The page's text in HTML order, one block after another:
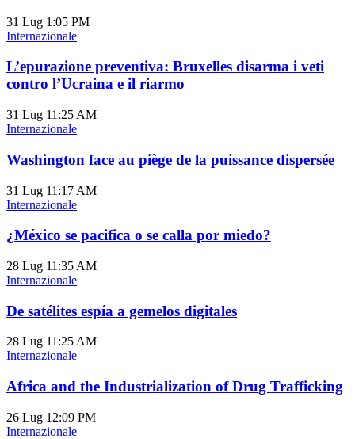
31 Lug 1:05 PM
Internazionale
L’epurazione preventiva: Bruxelles disarma i veti
contro l’Ucraina e il riarmo
31 Lug 11:25 AM
Internazionale
Washington face au piège de la puissance dispersée
31 Lug 11:17 AM
Internazionale
¿México se pacifica o se calla por miedo?
28 Lug 11:35 AM
Internazionale
De satélites espía a gemelos digitales
28 Lug 11:25 AM
Internazionale
Africa and the Industrialization of Drug Trafficking
26 Lug 12:09 PM
Internazionale